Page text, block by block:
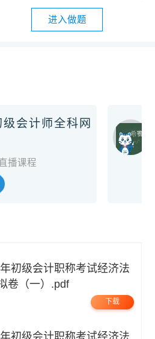
进入做题
会计师全科网
播课程
卷（一）.pdf
下载